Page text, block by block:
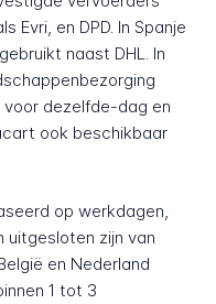
Evri, en DPD. In Spanje
naast DHL. In
dezelfde-dag en
ook beschikbaar
op werkdagen,
uitgesloten zijn van
en Nederland
1 tot 3